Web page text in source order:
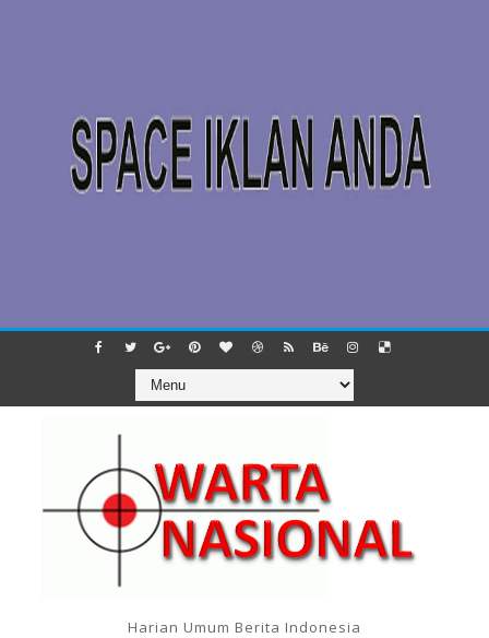
Harian Umum Berita Indonesia